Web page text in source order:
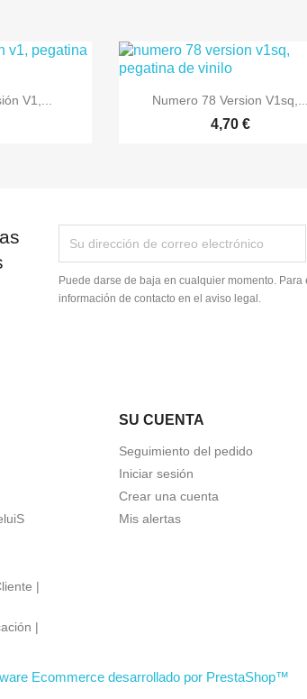
V1,...  Vista rápida
Numero 78 Version V1sq,...
4,70 €
Puede darse de baja en cualquier momento.
información de contacto en el aviso legal.
|
|
SU CUENTA
Seguimiento del pedido
Iniciar sesión
Crear una cuenta
Mis alertas
Ecommerce desarrollado por PrestaShop™